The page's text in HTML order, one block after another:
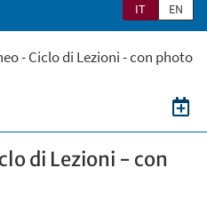
IT EN
- Ciclo di Lezioni - con photo
di Lezioni - con